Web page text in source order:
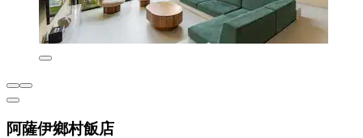
阿薩伊鄉村飯店